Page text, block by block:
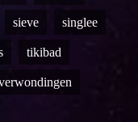
sieve singlee
tikibad